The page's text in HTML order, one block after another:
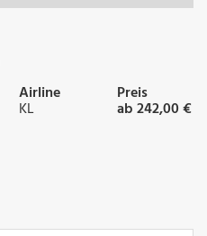
Airline
KL
Preis
ab 242,00 €